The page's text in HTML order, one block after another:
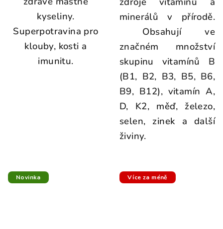
kyseliny.
Superpotravina pro
klouby, kosti a
imunitu.
minerálů v přírodě.
Obsahují ve
značném množství
skupinu vitamínů B
(B1, B2, B3, B5, B6,
B9, B12), vitamín A,
D, K2, měď, železo,
selen, zinek a další
živiny.
Novinka Více za méně